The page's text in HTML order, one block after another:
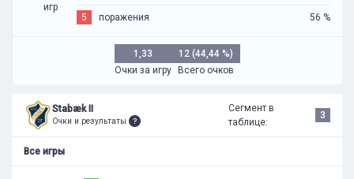
игр
5 поражения 56 %
1,33
Очки за игру
12 (44,44 %)
Всего очков
Stabæk II
Очки и результаты
Сегмент в
таблице:
3
Все игры